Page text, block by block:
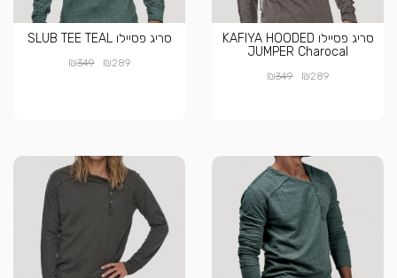
סריג פסיילו KAFIYA HOODED
JUMPER Charocal
₪289
₪349
סריג פסיילו SLUB TEE TEAL
₪289
₪349